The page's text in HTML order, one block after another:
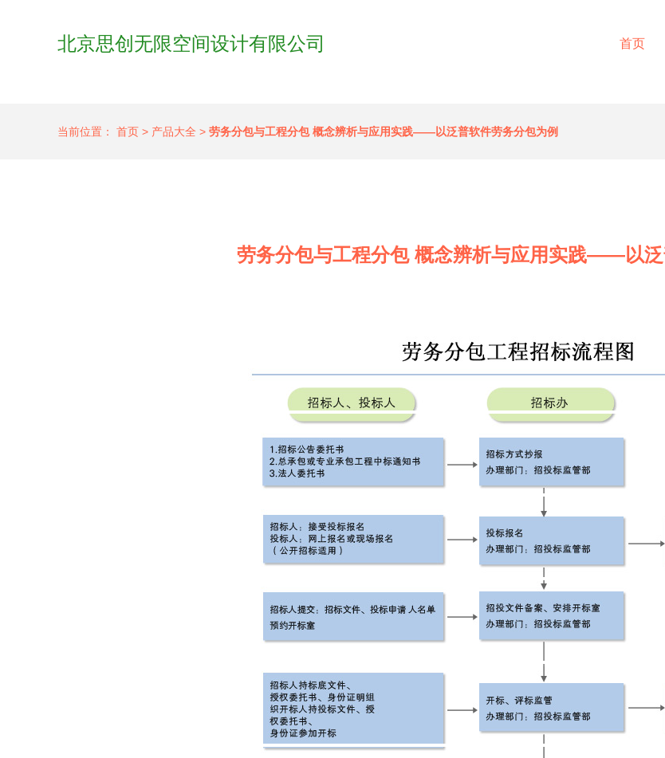
北京思创无限空间设计有限公司 首页
当前位置： 首页 > 产品大全 > 劳务分包与工程分包 概念辨析与应用实践——以泛普软件劳务分包为例
劳务分包与工程分包 概念辨析与应用实践——以泛